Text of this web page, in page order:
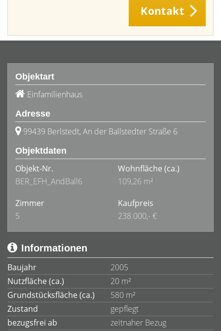
Kontakt
Objektart
Einfamilienhaus
Adresse
99439 Berlstedt, An der Ballstedter Straße 6
Objektdaten
Objekt-Nr.
BER_EFH_AndBall6
Wohnfläche (ca.)
109,26 m²
Zimmer
5
Kaufpreis
238.000,- €
Informationen
Baujahr
2005
Nutzfläche (ca.)
20 m²
Grundstücksfläche (ca.)
580 m²
Zustand
gepflegt
bezugsfrei ab
zeitnaher Bezug